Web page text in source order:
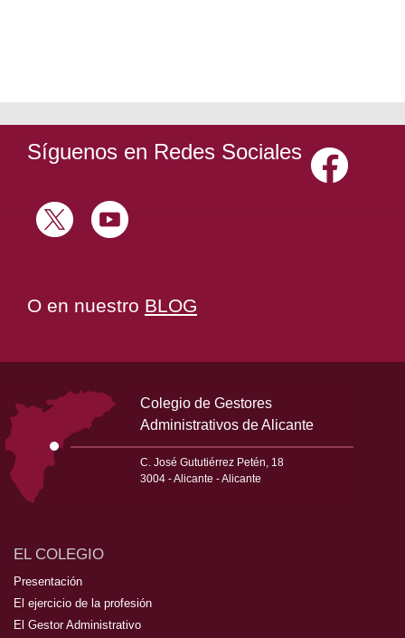
Síguenos en Redes Sociales
O en nuestro BLOG
Colegio de Gestores
Administrativos de Alicante
C. José Gututiérrez Petén, 18
3004 - Alicante - Alicante
EL COLEGIO
Presentación
El ejercicio de la profesión
El Gestor Administrativo